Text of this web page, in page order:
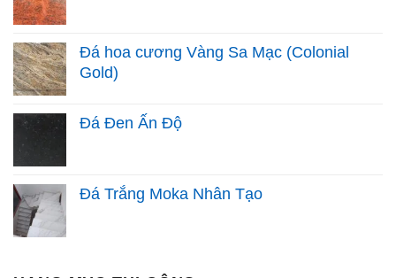
Đá hoa cương Vàng Sa Mạc (Colonial
Gold)
Đá Đen Ấn Độ
Đá Trắng Moka Nhân Tạo